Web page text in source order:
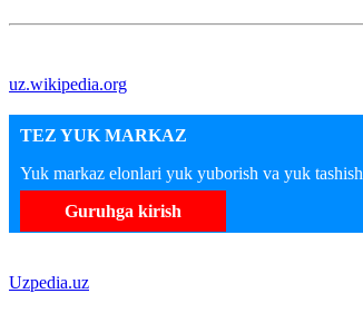
uz.wikipedia.org
TEZ YUK MARKAZ
Yuk markaz elonlari yuk yuborish va yuk tashish
Guruhga kirish
Uzpedia.uz